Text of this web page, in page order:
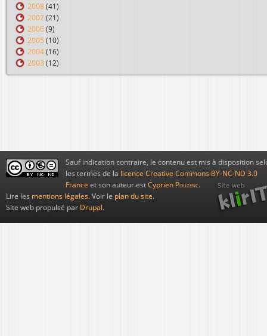
2008 (41)
2007 (21)
2006 (9)
2005 (10)
2004 (16)
2003 (12)
Sauf indication contraire, le contenu est mis à disposition
les termes de la licence Creative Commons BY-NC-ND 3.0
France et son auteur est Cyprien Pouzenc.
Lire les mentions légales. Voir le plan du site.
Site web propulsé par Drupal.